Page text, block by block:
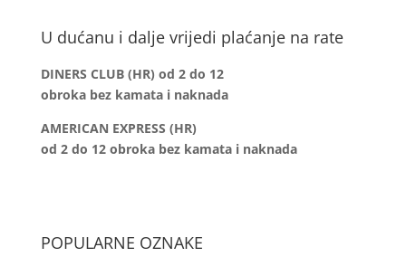
U dućanu i dalje vrijedi plaćanje na rate
DINERS CLUB (HR) od 2 do 12
obroka bez kamata i naknada
AMERICAN EXPRESS (HR)
od 2 do 12 obroka bez kamata i naknada
POPULARNE OZNAKE